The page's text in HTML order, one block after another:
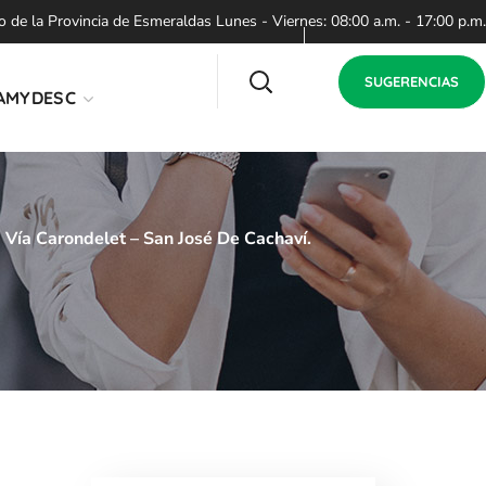
la Provincia de Esmeraldas Lunes - Viernes: 08:00 a.m. - 17:00 p.m.
SUGERENCIAS
Carondelet – San José De Cachaví.